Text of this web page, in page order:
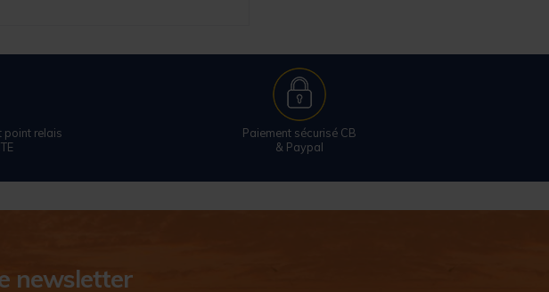
point relais
Paiement sécurisé CB
& Paypal
newsletter